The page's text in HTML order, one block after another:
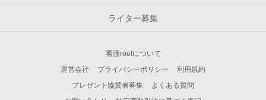
ライター募集
看護roo!について
運営会社
プライバシーポリシー
利用規約
プレゼント協賛者募集
よくある質問